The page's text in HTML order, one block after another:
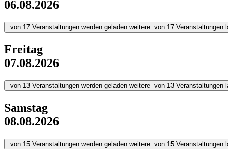
06.08.2026
von 17 Veranstaltungen werden geladen weitere von 17 Veranstaltungen
Freitag
07.08.2026
von 13 Veranstaltungen werden geladen weitere von 13 Veranstaltungen
Samstag
08.08.2026
von 15 Veranstaltungen werden geladen weitere von 15 Veranstaltungen